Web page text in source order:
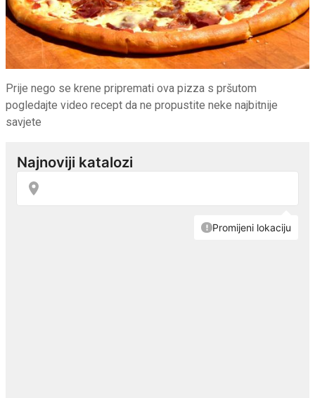
Prije nego se krene pripremati ova pizza s pršutom
pogledajte video recept da ne propustite neke najbitnije
savjete